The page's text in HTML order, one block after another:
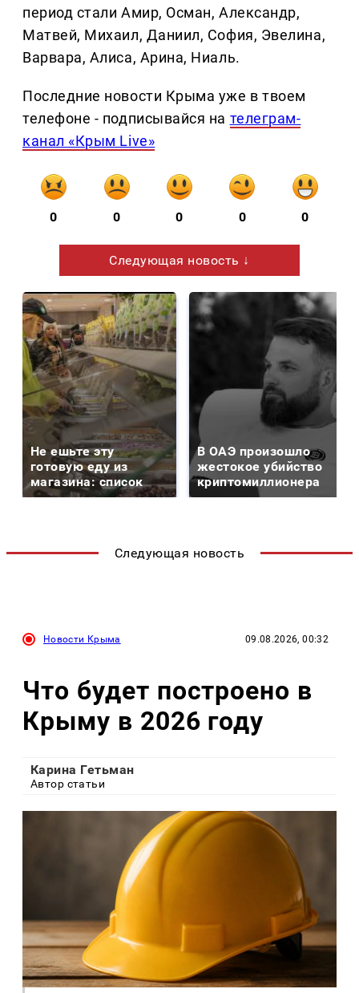
период стали Амир, Осман, Александр,
Матвей, Михаил, Даниил, София, Эвелина,
Варвара, Алиса, Арина, Ниаль.
Последние новости Крыма уже в твоем
телефоне - подписывайся на телеграм-
канал «Крым Live»
0 0 0 0 0
Следующая новость ↓
Не ешьте эту
готовую еду из
магазина: список
В ОАЭ произошло
жестокое убийство
криптомиллионера
Следующая новость
Новости Крыма 09.08.2026, 00:32
Что будет построено в
Крыму в 2026 году
Карина Гетьман
Автор статьи